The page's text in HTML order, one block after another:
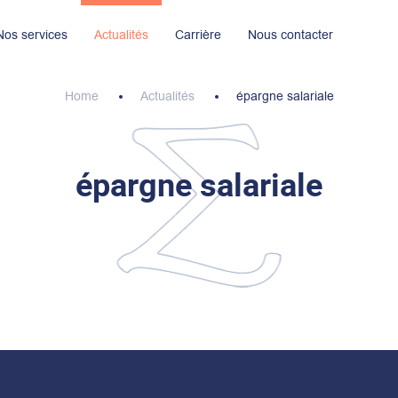
Nos implantations Nos engagements R.S.E
services Actualités Carrière
Nous rejoindre maintenant Nous contacter
Home Actualités épargne salariale
épargne salariale